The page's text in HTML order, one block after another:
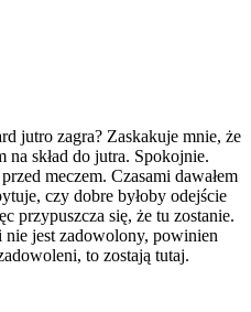
jutro zagra? Zaskakuje mnie, że
na skład do jutra. Spokojnie.
meczem. Czasami dawałem
czy dobre byłoby odejście
przypuszcza się, że tu zostanie.
jest zadowolony, powinien
to zostają tutaj.